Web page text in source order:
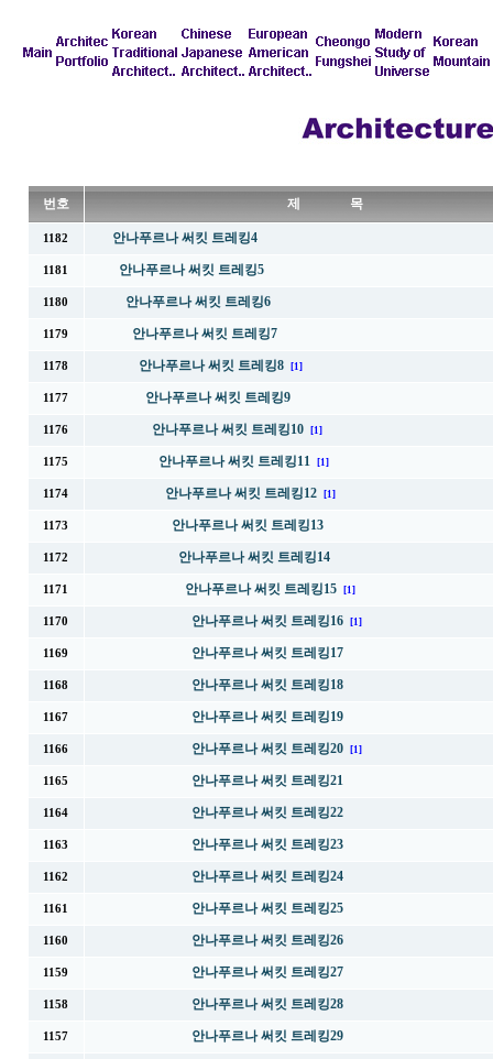
번호 제 목
1182 안나푸르나 써킷 트레킹4
1181 안나푸르나 써킷 트레킹5
1180 안나푸르나 써킷 트레킹6
1179 안나푸르나 써킷 트레킹7
1178 안나푸르나 써킷 트레킹8 [1]
1177 안나푸르나 써킷 트레킹9
1176 안나푸르나 써킷 트레킹10 [1]
1175 안나푸르나 써킷 트레킹11 [1]
1174 안나푸르나 써킷 트레킹12 [1]
1173 안나푸르나 써킷 트레킹13
1172 안나푸르나 써킷 트레킹14
1171 안나푸르나 써킷 트레킹15 [1]
1170 안나푸르나 써킷 트레킹16 [1]
1169 안나푸르나 써킷 트레킹17
1168 안나푸르나 써킷 트레킹18
1167 안나푸르나 써킷 트레킹19
1166 안나푸르나 써킷 트레킹20 [1]
1165 안나푸르나 써킷 트레킹21
1164 안나푸르나 써킷 트레킹22
1163 안나푸르나 써킷 트레킹23
1162 안나푸르나 써킷 트레킹24
1161 안나푸르나 써킷 트레킹25
1160 안나푸르나 써킷 트레킹26
1159 안나푸르나 써킷 트레킹27
1158 안나푸르나 써킷 트레킹28
1157 안나푸르나 써킷 트레킹29